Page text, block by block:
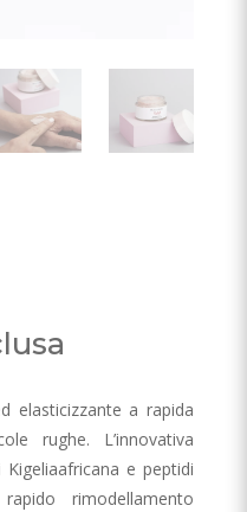
elasticizzante a rapida
rughe. L’innovativa
e peptidi
rimodellamento